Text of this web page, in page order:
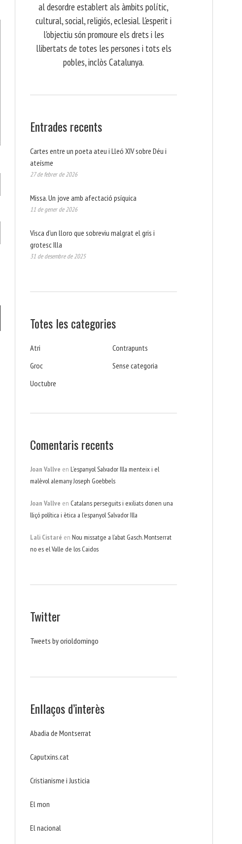
al desordre establert als àmbits polític,
cultural, social, religiós, eclesial. L'esperit i
l'objectiu són promoure els drets i les
llibertats de totes les persones i tots els
pobles, inclòs Catalunya.
Entrades recents
Cartes entre un poeta ateu i Lleó XIV sobre Déu i
ateísme
27 de febrer de 2026
Missa. Un jove amb afectació psíquica
11 de gener de 2026
Visca d’un lloro que sobreviu malgrat el gris i
grotesc Illa
31 de desembre de 2025
Totes les categories
Atri
Contrapunts
Groc
Sense categoria
Uoctubre
Comentaris recents
Joan Vallve en L’espanyol Salvador Illa menteix i el
malèvol alemany Joseph Goebbels
Joan Vallve en Catalans perseguits i exiliats donen una
lliçó política i ètica a l’espanyol Salvador Illa
Lali Cistaré en Nou missatge a l’abat Gasch. Montserrat
no es el Valle de los Caidos
Twitter
Tweets by orioldomingo
Enllaços d’interès
Abadia de Montserrat
Caputxins.cat
Cristianisme i Justicia
El mon
El nacional